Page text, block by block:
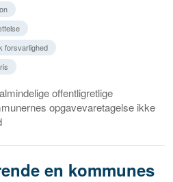
forsvarlighed
offentligretlige
opgavevaretagelse ikke
en kommunes